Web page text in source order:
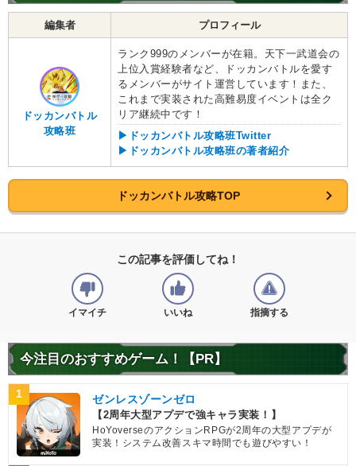
編集者 プロフィール
ドッカンバトル
攻略班
ランク999のメンバーが在籍。天下一武道会の
上位入賞経験者など、ドッカンバトルを愛す
るメンバーがサイト運営しています！また、
これまで実装された高難易度イベントは全ク
リア継続中です！
▶ドッカンバトル攻略班Twitter
▶ドッカンバトル攻略班の著者紹介
ドッカンバトル攻略TOP
この記事を評価してね！
イマイチ いいね 指摘する
今注目のおすすめゲーム！【PR】
1 ゼンレスゾーンゼロ
【2周年大型アプデで強キャラ実装！】
HoYoverseのアクションRPGが2周年の大型アプデが
実装！システム改善スキマ時間でも遊びやすい！